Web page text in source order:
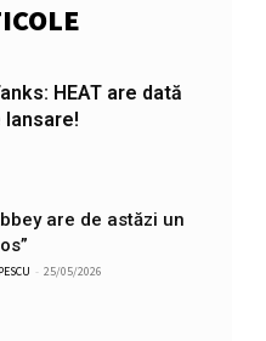
HEAT are dată
are de astăzi un
- 25/05/2026